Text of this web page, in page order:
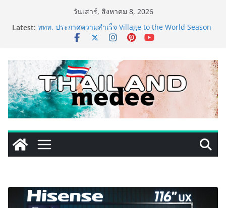
วันเสาร์, สิงหาคม 8, 2026
Latest: ททท. ประกาศความสำเร็จ Village to the World Season
5 ผนึก 9 พันธมิตร ขับเคลื่อน ESG Tourism สืบสานพระ
เหิงลี่ แมนูแฟคเจอริ่ง เทคโนโลยี (ไทยแลนด์) เปิดโรงงาน
แห่งใหม่ในชลบุรี เดินหน้าขยายฐานการผลิตสู่เอเชียตะวัน
ออกเฉียงใต้ เสริมแกร่งยุทธศาสตร์ระดับโลก
TECNO ประกาศทรานส์ฟอร์มจากเกมมิ่งโฟน สู่ไลฟ์สไตล์
แฟชั่นไอเท็ม เสิร์ฟใหญ่ปักหมุดแลนมาร์คใหม่กลางสถานี
MRT วาง POVA 8 Series จุดเริ่มต้นครั้งสำคัญ
PIPPER STANDARD® เปิดตัวแชมพูอาบน้ำ และ โฟมอาบ
แห้งสัตว์เลี้ยง ชูนวัตกรรมพลังธรรมชาติ “Zero-Residue”
เลียขนได้ ปลอดภัย ไร้สารตกค้าง
เริ่มแล้ว! อ.ต.ก.แฟร์ 4 ภาค @ภาคกลาง “มนต์เสน่ห์เกษตร
ไทย สู่ใจกลางมหานคร” ชวนชิม ช้อป สินค้าเกษตร